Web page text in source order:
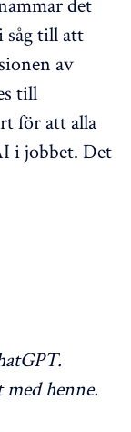
såg till att
av
till
för att alla
i jobbet. Det
henne.